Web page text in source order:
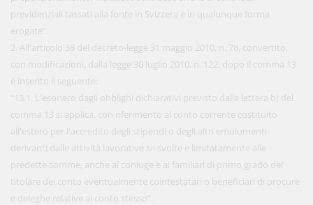
previdenziali tassati alla fonte in Svizzera e in qualunque forma
erogate”.
2. All'articolo 38 del decreto-legge 31 maggio 2010, n. 78, convertito,
con modificazioni, dalla legge 30 luglio 2010, n. 122, dopo il comma 13
è inserito il seguente:
“13.1. L'esonero dagli obblighi dichiarativi previsto dalla lettera b) del
comma 13 si applica, con riferimento al conto corrente costituito
all'estero per l'accredito degli stipendi o degli altri emolumenti
derivanti dalle attività lavorative ivi svolte e limitatamente alle
predette somme, anche al coniuge e ai familiari di primo grado del
titolare del conto eventualmente cointestatari o beneficiari di procure
e deleghe relative al conto stesso”.